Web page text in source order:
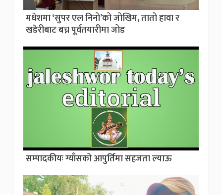
मधेशमा ‘सुपर एल निनो’को जोखिम, तातो हावा र
खडेरीबाट बच्न पूर्वतयारीमा जोड
सम्पादकीयः ग्याँसको आपुर्तिमा सहजता ल्याऊ